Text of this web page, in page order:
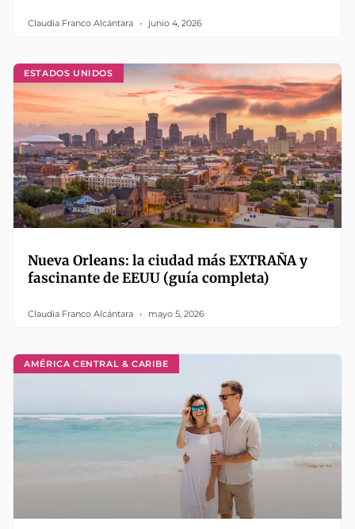
Claudia Franco Alcántara junio 4, 2026
ESTADOS UNIDOS
Nueva Orleans: la ciudad más EXTRAÑA y
fascinante de EEUU (guía completa)
Claudia Franco Alcántara mayo 5, 2026
AMÉRICA CENTRAL & CARIBE